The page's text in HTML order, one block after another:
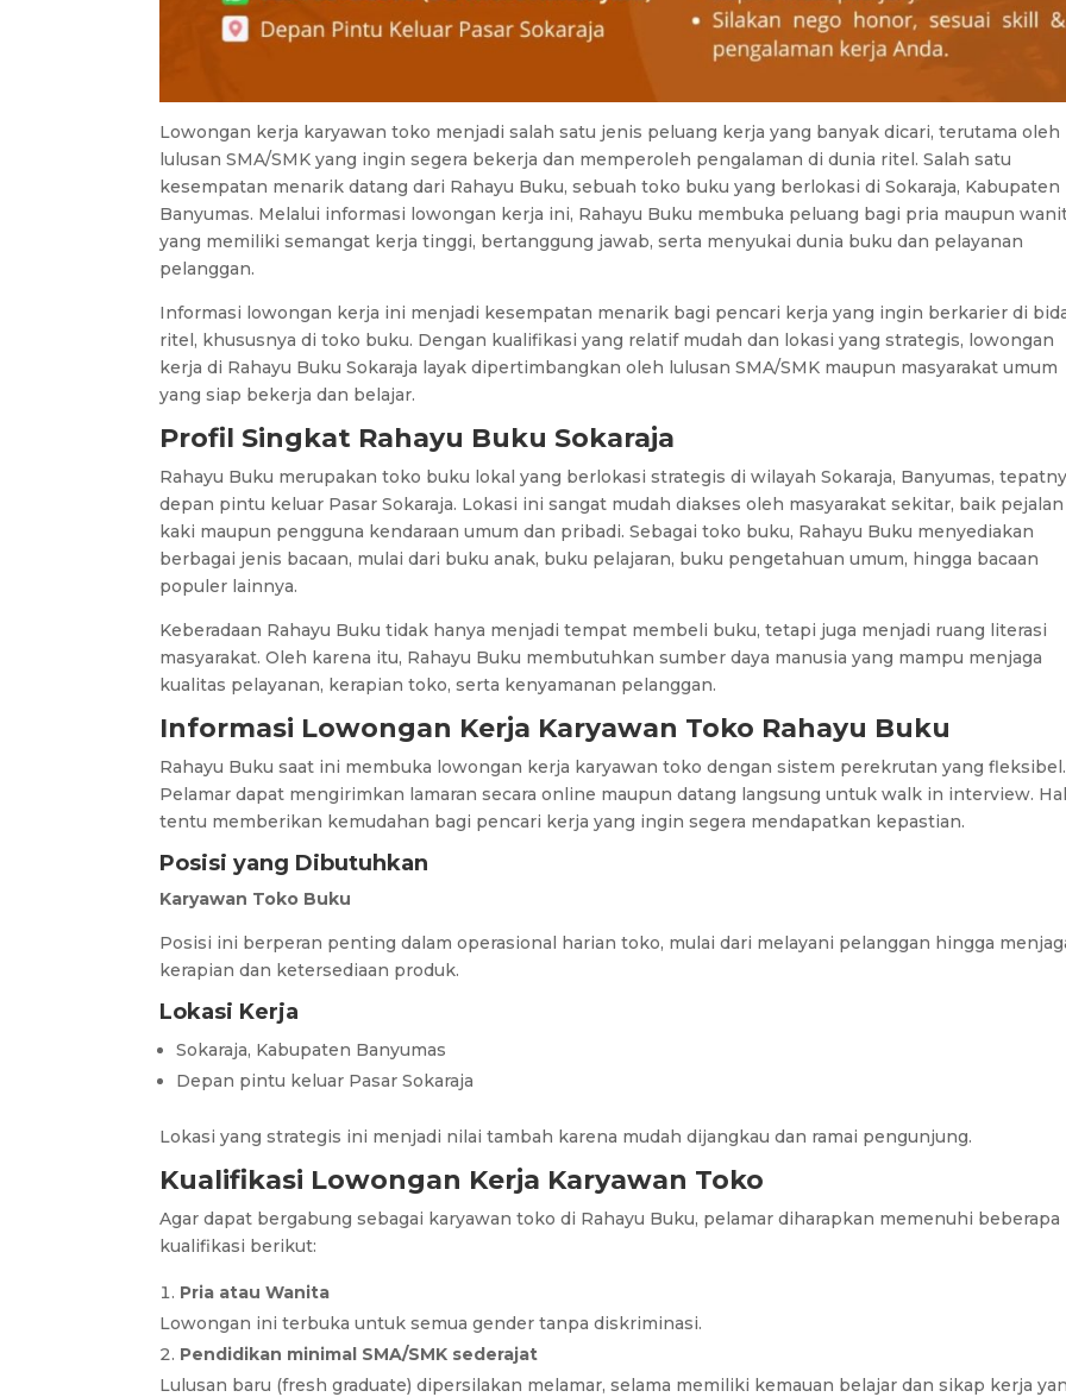
Lowongan kerja karyawan toko menjadi salah satu jenis peluang kerja yang banyak dicari, terutama oleh
lulusan SMA/SMK yang ingin segera bekerja dan memperoleh pengalaman di dunia ritel. Salah satu
kesempatan menarik datang dari Rahayu Buku, sebuah toko buku yang berlokasi di Sokaraja, Kabupaten
Banyumas. Melalui informasi lowongan kerja ini, Rahayu Buku membuka peluang bagi pria maupun
yang memiliki semangat kerja tinggi, bertanggung jawab, serta menyukai dunia buku dan pelayanan
pelanggan.
Informasi lowongan kerja ini menjadi kesempatan menarik bagi pencari kerja yang ingin berkarier di
ritel, khususnya di toko buku. Dengan kualifikasi yang relatif mudah dan lokasi yang strategis, lowongan
kerja di Rahayu Buku Sokaraja layak dipertimbangkan oleh lulusan SMA/SMK maupun masyarakat umum
yang siap bekerja dan belajar.
Profil Singkat Rahayu Buku Sokaraja
Rahayu Buku merupakan toko buku lokal yang berlokasi strategis di wilayah Sokaraja, Banyumas,
depan pintu keluar Pasar Sokaraja. Lokasi ini sangat mudah diakses oleh masyarakat sekitar, baik pejalan
kaki maupun pengguna kendaraan umum dan pribadi. Sebagai toko buku, Rahayu Buku menyediakan
berbagai jenis bacaan, mulai dari buku anak, buku pelajaran, buku pengetahuan umum, hingga bacaan
populer lainnya.
Keberadaan Rahayu Buku tidak hanya menjadi tempat membeli buku, tetapi juga menjadi ruang literasi
masyarakat. Oleh karena itu, Rahayu Buku membutuhkan sumber daya manusia yang mampu menjaga
kualitas pelayanan, kerapian toko, serta kenyamanan pelanggan.
Informasi Lowongan Kerja Karyawan Toko Rahayu Buku
Rahayu Buku saat ini membuka lowongan kerja karyawan toko dengan sistem perekrutan yang fleksibel.
Pelamar dapat mengirimkan lamaran secara online maupun datang langsung untuk walk in interview.
tentu memberikan kemudahan bagi pencari kerja yang ingin segera mendapatkan kepastian.
Posisi yang Dibutuhkan
Karyawan Toko Buku
Posisi ini berperan penting dalam operasional harian toko, mulai dari melayani pelanggan hingga
kerapian dan ketersediaan produk.
Lokasi Kerja
Sokaraja, Kabupaten Banyumas
Depan pintu keluar Pasar Sokaraja
Lokasi yang strategis ini menjadi nilai tambah karena mudah dijangkau dan ramai pengunjung.
Kualifikasi Lowongan Kerja Karyawan Toko
Agar dapat bergabung sebagai karyawan toko di Rahayu Buku, pelamar diharapkan memenuhi beberapa
kualifikasi berikut:
Pria atau Wanita
Lowongan ini terbuka untuk semua gender tanpa diskriminasi.
Pendidikan minimal SMA/SMK sederajat
Lulusan baru (fresh graduate) dipersilakan melamar, selama memiliki kemauan belajar dan sikap kerja